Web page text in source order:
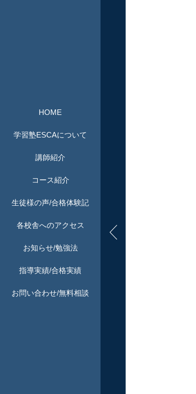
HOME
学習塾ESCAについて
講師紹介
コース紹介
生徒様の声/合格体験記
各校舎へのアクセス
お知らせ/勉強法
指導実績/合格実績
お問い合わせ/無料相談